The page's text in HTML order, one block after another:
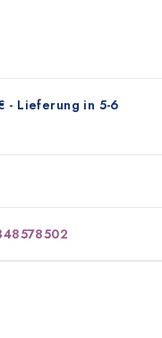
- Lieferung in 5-6